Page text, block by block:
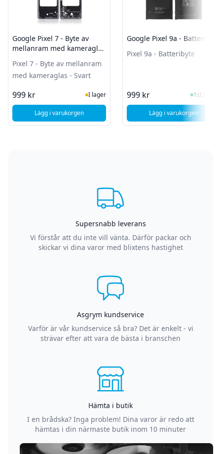
Google Pixel 7 - Byte av
mellanram med kameraglas
Pixel 7 - Byte av mellanram
med kameraglas - Svart
999 kr I Lager
I lager
Lägg i varukorgen, Google Pixel 7 - Byte av mellanram med kameraglas -
Google Pixel 9a - Batteribyte
Pixel 9a - Batteribyte
999 kr I Lager
1st i lager
Lägg i varukorgen
, Google Pixel
Supersnabb leverans
Vi förstår att du inte vill vänta. Därför packar och
skickar vi dina varor med blixtens hastighet
Asgrym kundservice
Varför är vår kundservice så bra? Det är enkelt - vi
strävar efter att vara de bästa i branschen
Hämta i butik
I en brådska? Inga problem! Dina varor är redo att
hämtas i din närmaste butik inom 10 minuter